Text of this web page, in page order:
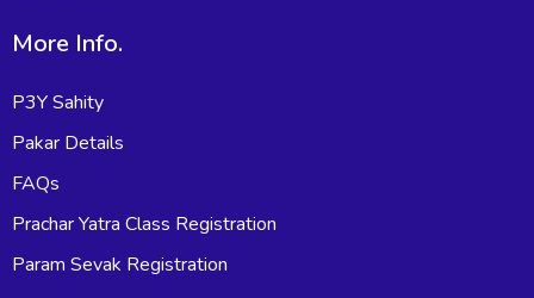
More Info.
P3Y Sahity
Pakar Details
FAQs
Prachar Yatra Class Registration
Param Sevak Registration